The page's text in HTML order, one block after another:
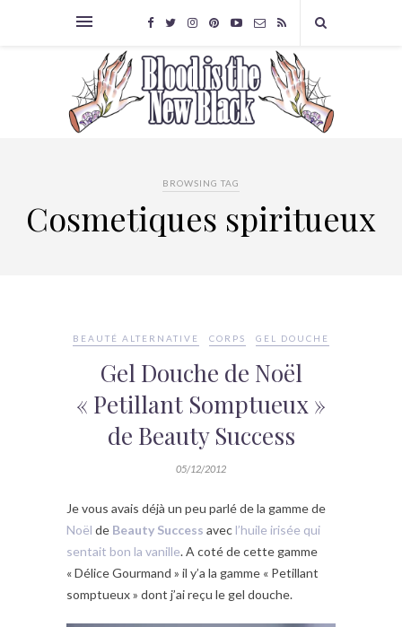
BROWSING TAG
Cosmetiques spiritueux
BEAUTÉ ALTERNATIVE CORPS GEL DOUCHE
Gel Douche de Noël
« Petillant Somptueux »
de Beauty Success
05/12/2012
Je vous avais déjà un peu parlé de la gamme de
Noël de Beauty Success avec l’huile irisée qui
sentait bon la vanille. A coté de cette gamme
« Délice Gourmand » il y’a la gamme « Petillant
somptueux » dont j’ai reçu le gel douche.